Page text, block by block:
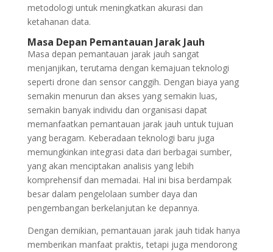
metodologi untuk meningkatkan akurasi dan
ketahanan data.
Masa Depan Pemantauan Jarak Jauh
Masa depan pemantauan jarak jauh sangat
menjanjikan, terutama dengan kemajuan teknologi
seperti drone dan sensor canggih. Dengan biaya yang
semakin menurun dan akses yang semakin luas,
semakin banyak individu dan organisasi dapat
memanfaatkan pemantauan jarak jauh untuk tujuan
yang beragam. Keberadaan teknologi baru juga
memungkinkan integrasi data dari berbagai sumber,
yang akan menciptakan analisis yang lebih
komprehensif dan memadai. Hal ini bisa berdampak
besar dalam pengelolaan sumber daya dan
pengembangan berkelanjutan ke depannya.
Dengan demikian, pemantauan jarak jauh tidak hanya
memberikan manfaat praktis, tetapi juga mendorong